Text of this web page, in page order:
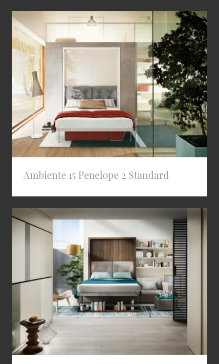
Ambiente 15 Penelope 2 Standard